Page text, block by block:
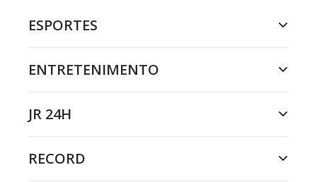
ESPORTES
ENTRETENIMENTO
JR 24H
RECORD